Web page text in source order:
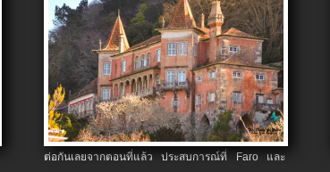
ต่อกันเลยจากตอนที่แล้ว ประสบการณ์ที่ Faro และ